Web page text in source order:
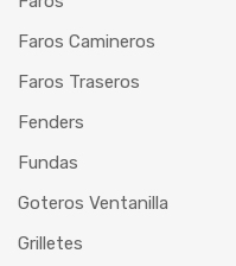
Faros Camineros
Faros Traseros
Fenders
Fundas
Goteros Ventanilla
Grilletes